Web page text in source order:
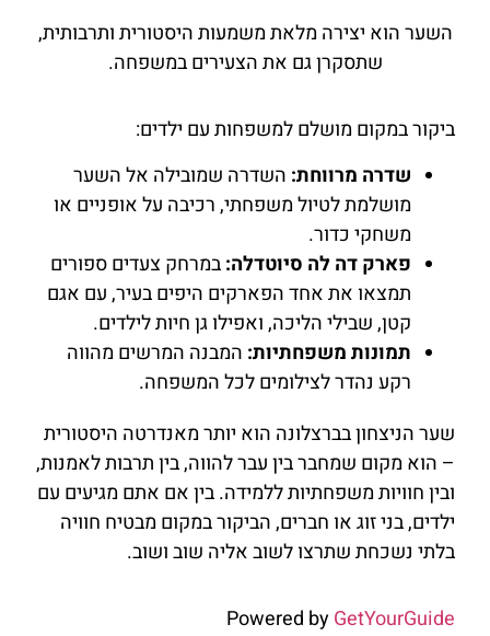
השער הוא יצירה מלאת משמעות היסטורית ותרבותית,
שתסקרן גם את הצעירים במשפחה.
ביקור במקום מושלם למשפחות עם ילדים:
שדרה מרווחת: השדרה שמובילה אל השער
מושלמת לטיול משפחתי, רכיבה על אופניים או
משחקי כדור.
פארק דה לה סיוטדלה:במרחק צעדים ספורים
תמצאו את אחד הפארקים היפים בעיר, עם אגם
קטן, שבילי הליכה, ואפילו גן חיות לילדים.
תמונות משפחתיות: המבנה המרשים מהווה
רקע נהדר לצילומים לכל המשפחה.
שער הניצחון בברצלונה הוא יותר מאנדרטה היסטורית
– הוא מקום שמחבר בין עבר להווה, בין תרבות לאמנות,
ובין חוויות משפחתיות ללמידה. בין אם אתם מגיעים עם
ילדים, בני זוג או חברים, הביקור במקום מבטיח חוויה
בלתי נשכחת שתרצו לשוב אליה שוב ושוב.
Powered byGetYourGuide